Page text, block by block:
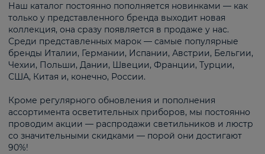
Наш каталог постоянно пополняется новинками — как
только у представленного бренда выходит новая
коллекция, она сразу появляется в продаже у нас.
Среди представленных марок — самые популярные
бренды Италии, Германии, Испании, Австрии, Бельгии,
Чехии, Польши, Дании, Швеции, Франции, Турции,
США, Китая и, конечно, России.
Кроме регулярного обновления и пополнения
ассортимента осветительных приборов, мы постоянно
проводим акции — распродажи светильников и люстр
со значительными скидками — порой они достигают
90%!